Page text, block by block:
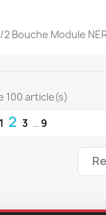
2 Bouche Module
100 article(s)
1 2 3 … 9